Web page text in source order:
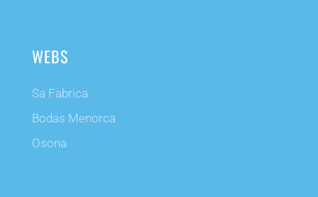
WEBS
Sa Fabrica
Bodas Menorca
Osona